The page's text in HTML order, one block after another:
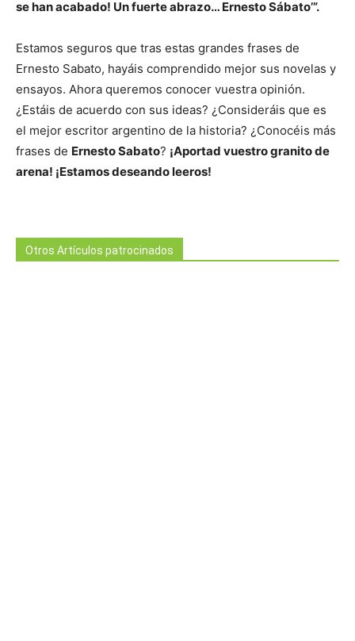
se han acabado! Un fuerte abrazo… Ernesto Sábato’”.
Estamos seguros que tras estas grandes frases de
Ernesto Sabato, hayáis comprendido mejor sus novelas y
ensayos. Ahora queremos conocer vuestra opinión.
¿Estáis de acuerdo con sus ideas? ¿Consideráis que es
el mejor escritor argentino de la historia? ¿Conocéis más
frases de Ernesto Sabato? ¡Aportad vuestro granito de
arena! ¡Estamos deseando leeros!
Otros Artículos patrocinados